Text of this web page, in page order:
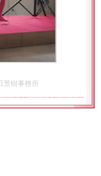
景樹事務所